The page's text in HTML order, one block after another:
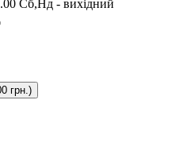
Сб,Нд - вихідний
грн.)